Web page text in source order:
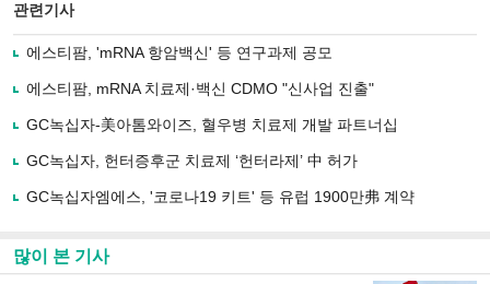
로
기
사
유
기
관련기사
에스티팜, 'mRNA 항암백신' 등 연구과제 공모
에스티팜, mRNA 치료제·백신 CDMO "신사업 진출"
GC녹십자-美아톰와이즈, 혈우병 치료제 개발 파트너십
GC녹십자, 헌터증후군 치료제 ‘헌터라제’ 中 허가
GC녹십자엠에스, '코로나19 키트' 등 유럽 1900만弗 계약
많이 본 기사